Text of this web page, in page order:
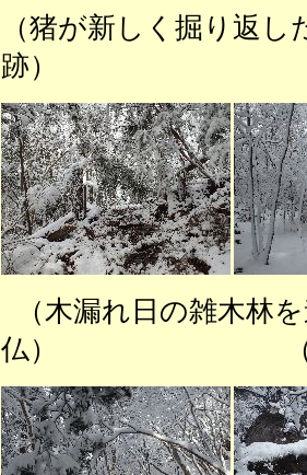
（猪が新しく掘り
跡） （青空
（木漏れ日の雑
仏） （岩稜帯